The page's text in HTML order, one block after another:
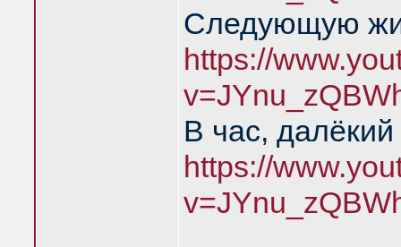
Следующую
https://
В час, далёкий
https://